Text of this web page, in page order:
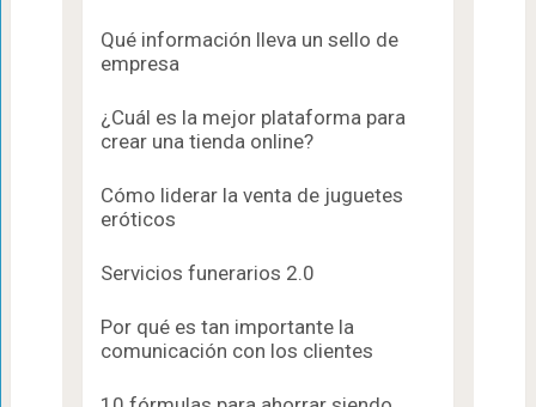
Qué información lleva un sello de
empresa
¿Cuál es la mejor plataforma para
crear una tienda online?
Cómo liderar la venta de juguetes
eróticos
Servicios funerarios 2.0
Por qué es tan importante la
comunicación con los clientes